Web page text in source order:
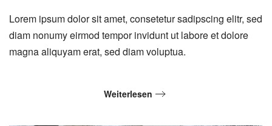
Lorem ipsum dolor sit amet, consetetur sadipscing elitr, sed
diam nonumy eirmod tempor invidunt ut labore et dolore
magna aliquyam erat, sed diam voluptua.
Weiterlesen